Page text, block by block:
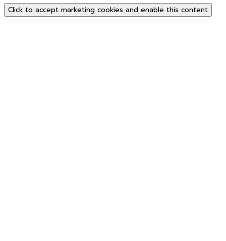
Click to accept marketing cookies and enable this content